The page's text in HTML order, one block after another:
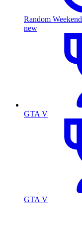
Random Weekend
new
GTA V
GTA V